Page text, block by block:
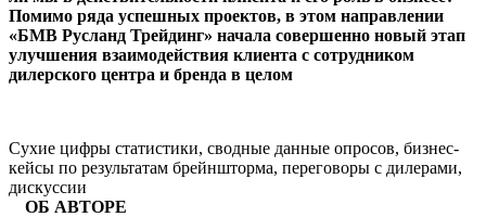
Помимо ряда успешных проектов, в этом направлении
«БМВ Русланд Трейдинг» начала совершенно новый этап
улучшения взаимодействия клиента с сотрудником
дилерского центра и бренда в целом
Сухие цифры статистики, сводные дан­ные опросов, бизнес-
кейсы по результатам брейншторма, переговоры с дилерами,
дискуссии
ОБ АВТОРЕ